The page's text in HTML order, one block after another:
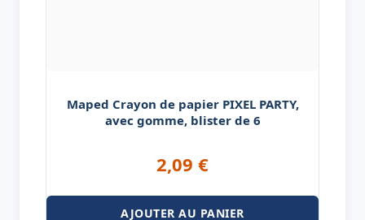
Maped Crayon de papier PIXEL PARTY,
avec gomme, blister de 6
2,09 €
AJOUTER AU PANIER